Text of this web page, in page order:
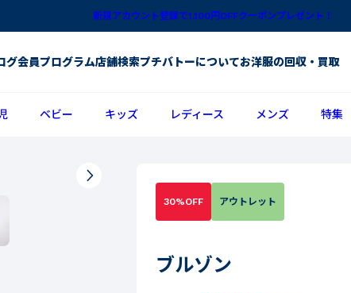
新規アカウント登録で1,100円OFFクーポンプレゼント！
グ会員プログラム店舗検索プチバトーについてお洋服の回収・買取
ベビー キッズ レディース メンズ 特集
30%OFF
アウトレット
ブルゾン